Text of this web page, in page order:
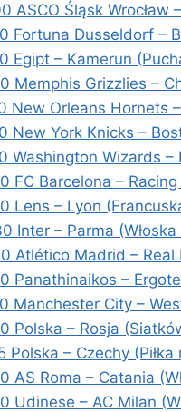
ASCO Śląsk Wrocław
Fortuna Dusseldorf –
Egipt – Kamerun
Memphis Grizzlies –
New Orleans Hornets
New York Knicks –
Washington Wizards
FC Barcelona –
Lens – Lyon
Inter – Parma (Włoska
Atlético Madrid –
Panathinaikos –
Manchester City –
Polska – Rosja
Polska – Czechy (Piłka
AS Roma – Catania
Udinese – AC Milan